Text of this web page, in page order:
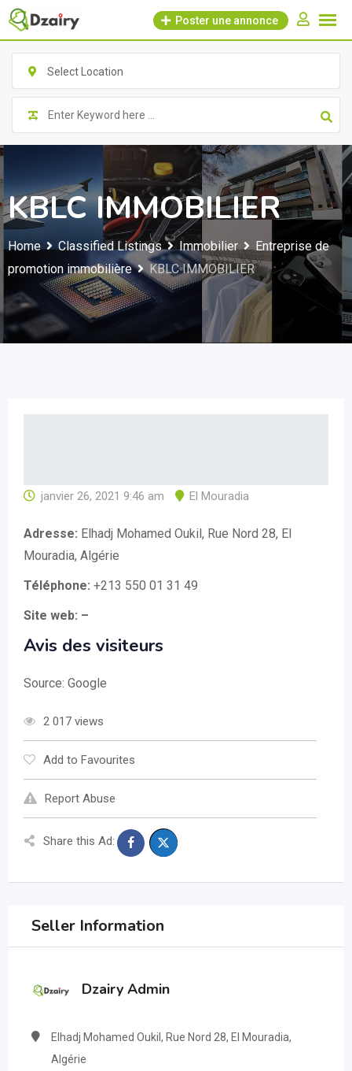
Skip
content
Poster une annonce
Select Location
KBLC IMMOBILIER
Home Classified Listings Immobilier
Entreprise de
promotion immobilière
KBLC IMMOBILIER
janvier 26, 2021 9:46 am El Mouradia
Adresse: Elhadj Mohamed Oukil, Rue Nord 28, El
Mouradia, Algérie
Téléphone: +213 550 01 31 49
Site web: –
Avis des visiteurs
Source: Google
2 017 views
Add to Favourites
Report Abuse
Share this Ad:
Seller Information
Dzairy Admin
Elhadj Mohamed Oukil, Rue Nord 28, El Mouradia,
Algérie